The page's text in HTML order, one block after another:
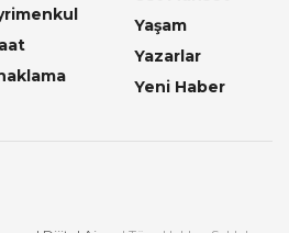
Yaşam
Yazarlar
Yeni Haber